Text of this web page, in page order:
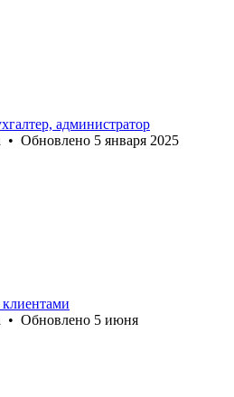
администратор
• Обновлено 5 января 2025
• Обновлено 5 июня